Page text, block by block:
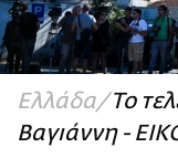
ΑΜΠΑ
PRINT
Ελλάδα Το
Βαγιάννη -